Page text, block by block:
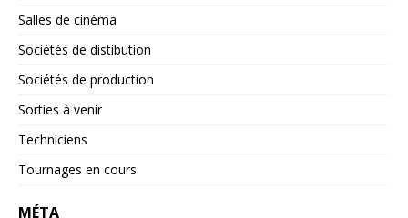
Salles de cinéma
Sociétés de distibution
Sociétés de production
Sorties à venir
Techniciens
Tournages en cours
MÉTA